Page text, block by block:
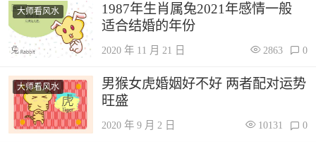
大师看风水
1987年生肖属兔2021年感情一般
适合结婚的年份
2020 年 11 月 21 日 2863 0
大师看风水
男猴女虎婚姻好不好 两者配对运势
旺盛
2020 年 9 月 2 日 10131 0